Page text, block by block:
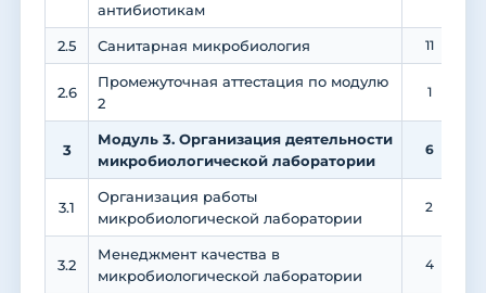
антибиотикам
2.5 Санитарная микробиология 11
2.6
Промежуточная аттестация по модулю
2
1
3
Модуль 3. Организация деятельности
микробиологической лаборатории
6
3.1
Организация работы
микробиологической лаборатории
2
3.2
Менеджмент качества в
микробиологической лаборатории
4